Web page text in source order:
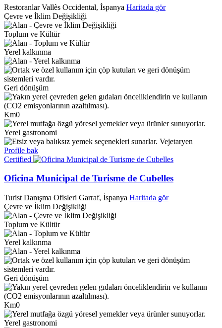
Restoranlar Vallès Occidental, İspanya Haritada gör
Çevre ve İklim Değişikliği
Toplum ve Kültür
Yerel kalkınma
Geri dönüşüm
Km0
Yerel gastronomi
Vejetaryen
Profile bak
Certified
Oficina Municipal de Turisme de Cubelles
Turist Danışma Ofisleri Garraf, İspanya Haritada gör
Çevre ve İklim Değişikliği
Toplum ve Kültür
Yerel kalkınma
Geri dönüşüm
Km0
Yerel gastronomi